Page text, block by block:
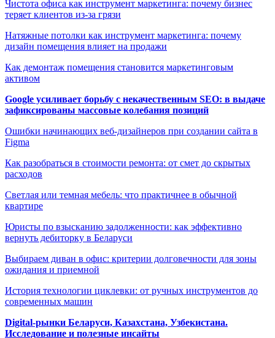
Чистота офиса как инструмент маркетинга: почему бизнес
теряет клиентов из-за грязи
Натяжные потолки как инструмент маркетинга: почему
дизайн помещения влияет на продажи
Как демонтаж помещения становится маркетинговым
активом
Google усиливает борьбу с некачественным SEO: в выдаче
зафиксированы массовые колебания позиций
Ошибки начинающих веб-дизайнеров при создании сайта в
Figma
Как разобраться в стоимости ремонта: от смет до скрытых
расходов
Светлая или темная мебель: что практичнее в обычной
квартире
Юристы по взысканию задолженности: как эффективно
вернуть дебиторку в Беларуси
Выбираем диван в офис: критерии долговечности для зоны
ожидания и приемной
История технологии циклевки: от ручных инструментов до
современных машин
Digital-рынки Беларуси, Казахстана, Узбекистана.
Исследование и полезные инсайты